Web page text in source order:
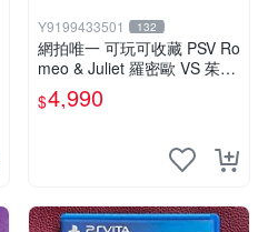
Y9199433501 132
網拍唯一 可玩可收藏 PSV Ro
meo & Juliet 羅密歐 VS 茱麗
葉 全卷包 豪華版日版
$4,990